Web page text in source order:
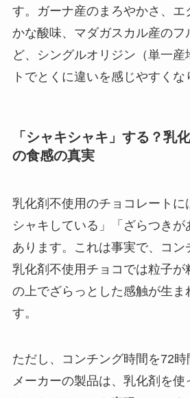
す。ガーナ産のまろやかさ、エ
かな酸味、マダガスカル産のフ
ど、シングルオリジン（単一
トでとくに違いを感じやすくな
「シャキシャキ」する？乳
の食感の真実
乳化剤不使用のチョコレートに
シャキしている」「ざらつき
あります。これは事実で、コン
乳化剤不使用チョコでは粒子が
の上でざらっとした感触が生ま
す。
ただし、コンチング時間を72
メーカーの製品は、乳化剤を